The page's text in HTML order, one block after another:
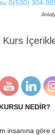
NEDİR?
insanına göre